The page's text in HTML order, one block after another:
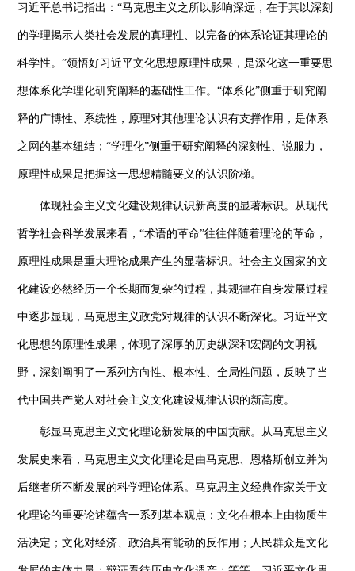
习近平总书记指出：“马克思主义之所以影响深远，在于其以深刻
的学理揭示人类社会发展的真理性、以完备的体系论证其理论的
科学性。”领悟好习近平文化思想原理性成果，是深化这一重要思
想体系化学理化研究阐释的基础性工作。“体系化”侧重于研究阐
释的广博性、系统性，原理对其他理论认识有支撑作用，是体系
之网的基本纽结；“学理化”侧重于研究阐释的深刻性、说服力，
原理性成果是把握这一思想精髓要义的认识阶梯。
体现社会主义文化建设规律认识新高度的显著标识。从现代
哲学社会科学发展来看，“术语的革命”往往伴随着理论的革命，
原理性成果是重大理论成果产生的显著标识。社会主义国家的文
化建设必然经历一个长期而复杂的过程，其规律在自身发展过程
中逐步显现，马克思主义政党对规律的认识不断深化。习近平文
化思想的原理性成果，体现了深厚的历史纵深和宏阔的文明视
野，深刻阐明了一系列方向性、根本性、全局性问题，反映了当
代中国共产党人对社会主义文化建设规律认识的新高度。
彰显马克思主义文化理论新发展的中国贡献。从马克思主义
发展史来看，马克思主义文化理论是由马克思、恩格斯创立并为
后继者所不断发展的科学理论体系。马克思主义经典作家关于文
化理论的重要论述蕴含一系列基本观点：文化在根本上由物质生
活决定；文化对经济、政治具有能动的反作用；人民群众是文化